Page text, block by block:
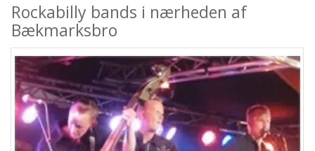
Rockabilly bands i nærheden af
Bækmarksbro